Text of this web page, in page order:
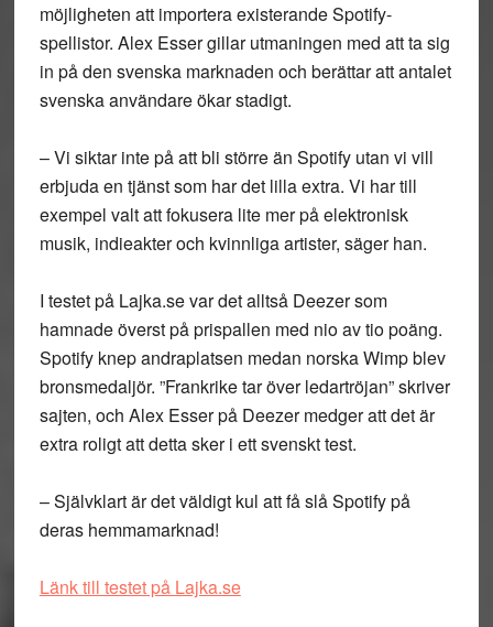
möjligheten att importera existerande Spotify-
spellistor. Alex Esser gillar utmaningen med att ta sig
in på den svenska marknaden och berättar att antalet
svenska användare ökar stadigt.
– Vi siktar inte på att bli större än Spotify utan vi vill
erbjuda en tjänst som har det lilla extra. Vi har till
exempel valt att fokusera lite mer på elektronisk
musik, indieakter och kvinnliga artister, säger han.
I testet på Lajka.se var det alltså Deezer som
hamnade överst på prispallen med nio av tio poäng.
Spotify knep andraplatsen medan norska Wimp blev
bronsmedaljör. ”Frankrike tar över ledartröjan” skriver
sajten, och Alex Esser på Deezer medger att det är
extra roligt att detta sker i ett svenskt test.
– Självklart är det väldigt kul att få slå Spotify på
deras hemmamarknad!
Länk till testet på Lajka.se